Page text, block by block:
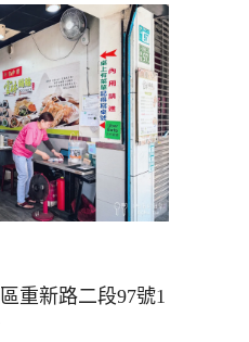
重新路二段97號1